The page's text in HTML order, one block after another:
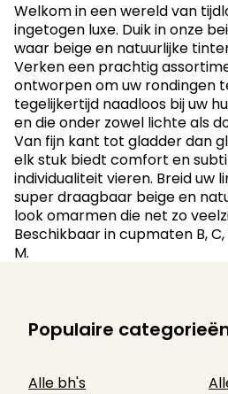
Welkom in een wereld van
ingetogen luxe. Duik in onze
waar beige en natuurlijke
Verken een prachtig
ontworpen om uw rondingen
tegelijkertijd naadloos bij uw
en die onder zowel lichte als
Van fijn kant tot gladder dan
elk stuk biedt comfort en
individualiteit vieren. Breid uw
super draagbaar beige en
look omarmen die net zo
Beschikbaar in cupmaten B, C,
M.
Populaire
Alle bh's